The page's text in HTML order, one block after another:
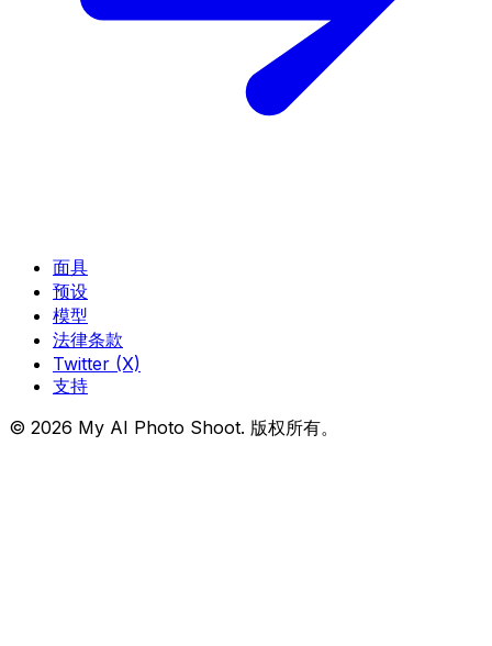
面具
预设
模型
法律条款
Twitter (X)
支持
© 2026 My AI Photo Shoot. 版权所有。